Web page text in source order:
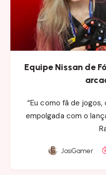
Equipe Nissan de
“Eu como fã de
empolgada com o
JosiGamer